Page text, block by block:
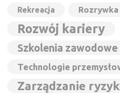
Rekreacja Rozrywka
Rozwój kariery
Szkolenia zawodowe
Technologie
Zarządzanie